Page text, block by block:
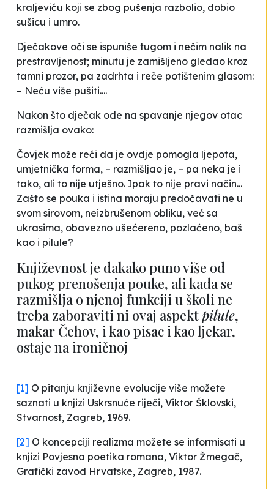
kraljeviću koji se zbog pušenja razbolio, dobio
sušicu i umro.
Dječakove oči se ispuniše tugom i nečim nalik na
prestravljenost; minutu je zamišljeno gledao kroz
tamni prozor, pa zadrhta i reče potištenim glasom:
– Neću više pušiti....
Nakon što dječak ode na spavanje njegov otac
razmišlja ovako:
Čovjek može reći da je ovdje pomogla ljepota,
umjetnička forma, – razmišljao je, – pa neka je i
tako, ali to nije utješno. Ipak to nije pravi način...
Zašto se pouka i istina moraju predočavati ne u
svom sirovom, neizbrušenom obliku, već sa
ukrasima, obavezno ušećereno, pozlaćeno, baš
kao i pilule?
Književnost je dakako puno više od
pukog prenošenja pouke, ali kada se
razmišlja o njenoj funkciji u školi ne
treba zaboraviti ni ovaj aspektpilule,
makar Čehov, i kao pisac i kao ljekar,
ostaje na ironičnoj
[1] O pitanju književne evolucije više možete
saznati u knjizi Uskrsnuće riječi, Viktor Šklovski,
Stvarnost, Zagreb, 1969.
[2] O koncepciji realizma možete se informisati u
knjizi Povjesna poetika romana, Viktor Žmegač,
Grafički zavod Hrvatske, Zagreb, 1987.